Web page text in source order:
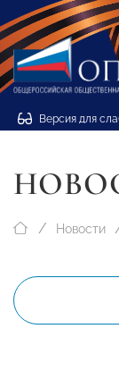
Версия для
Новости